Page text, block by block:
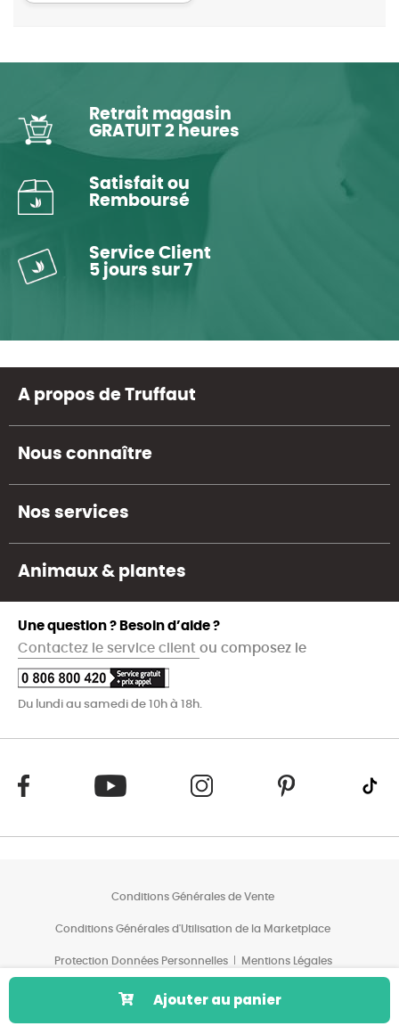
Ajouter au panier
Retrait magasin
GRATUIT 2 heures
Satisfait ou
Remboursé
Service Client
5 jours sur 7
A propos de Truffaut
Nous connaître
Nos services
Animaux & plantes
Une question ? Besoin d’aide ?
Contactez le service client ou composez le
Du lundi au samedi de 10h à 18h.
Conditions Générales de Vente
Conditions Générales d'Utilisation de la Marketplace
Protection Données Personnelles Mentions Légales
Conditions des Offres*